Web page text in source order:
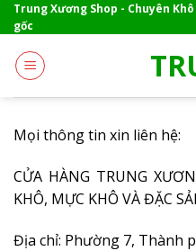
Skip
to
content
Trung Xương Shop - Chuyên
gốc
Mọi thông tin xin liên hệ:
CỬA HÀNG TRUNG
KHÔ, MỰC KHÔ VÀ ĐẶC
Địa chỉ: Phường 7, Thành